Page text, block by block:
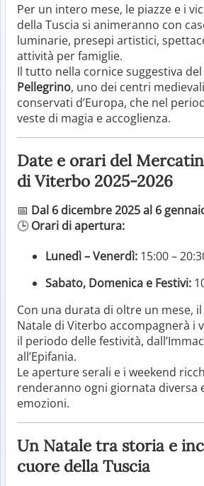
Per un intero mese, le piazze e i
della Tuscia si animeranno con
luminarie, presepi artistici,
attività per famiglie.
Il tutto nella cornice suggestiva del
Pellegrino, uno dei centri
conservati d’Europa, che nel
veste di magia e accoglienza.
Date e orari del
di Viterbo 2025-2026
📅 Dal 6 dicembre 2025 al 6
🕒 Orari di apertura:
Lunedì – Venerdì: 15:00 –
Sabato, Domenica e Festivi:
Con una durata di oltre un mese,
Natale di Viterbo accompagnerà i
il periodo delle festività,
all’Epifania.
Le aperture serali e i weekend
renderanno ogni giornata diversa
emozioni.
Un Natale tra storia e
cuore della Tuscia